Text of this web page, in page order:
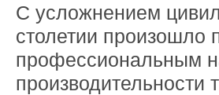
С усложнением
столетии произошло
профессиональным